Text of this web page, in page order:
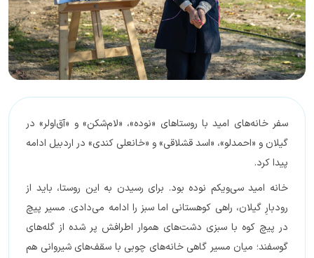
سفر خانه‌های امید با روستاهای «نوده»، «لام‌شکن» و «آق‌اولر» در
گیلان و «احمدلو»، «اسد قشلاقی» و «خانعلی کندی» در اردبیل ادامه
پیدا کرد.
خانه امید سی‌ویکم نوده بود. برای رسیدن به این روستا، باید از
رودبارِ گیلان، راهی کوهستانی اما سبز را ادامه می‌دادی. مسیر پیچ
در پیچ کوه با سبزی دشت‌های هموار اطرافش پر شده از گله‌های
گوسفند؛ میان مسیر گاهی خانه‌های چوبی با سقف‌های شیروانی هم